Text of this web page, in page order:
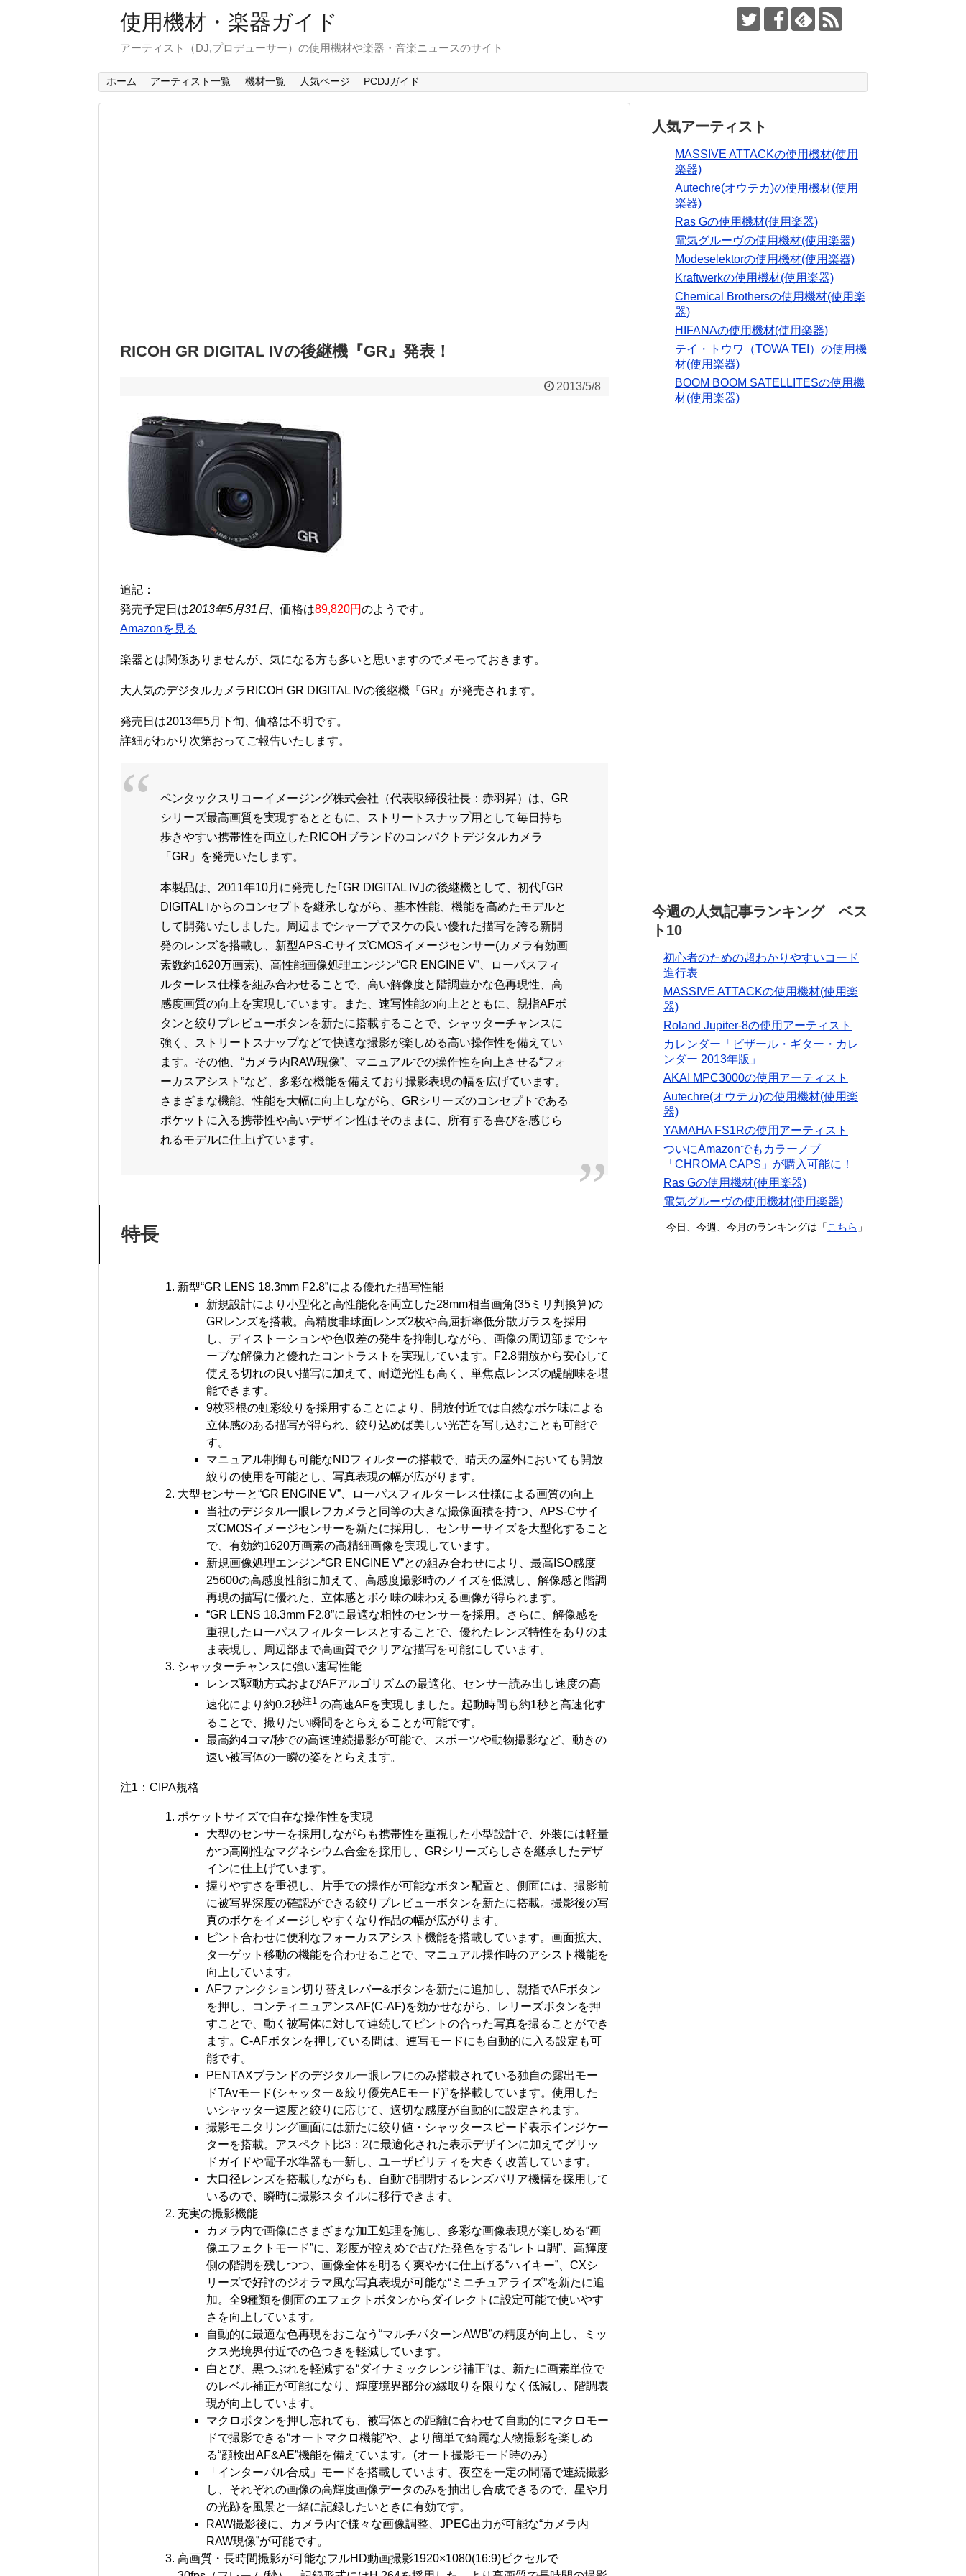
使用機材・楽器ガイド
アーティスト（DJ,プロデューサー）の使用機材や楽器・音楽ニュースのサイト
ホーム アーティスト一覧 機材一覧 人気ページ PCDJガイド
RICOH GR DIGITAL IVの後継機『GR』発表！
2013/5/8
追記：
発売予定日は2013年5月31日 、価格は89,820円のようです。
Amazonを見る
楽器とは関係ありませんが、気になる方も多いと思いますのでメモっておきます。
大人気のデジタルカメラRICOH GR DIGITAL IVの後継機『GR』が発売されます。
発売日は2013年5月下旬、価格は不明です。
詳細がわかり次第おってご報告いたします。
ペンタックスリコーイメージング株式会社（代表取締役社長：赤羽昇）は、GR
シリーズ最高画質を実現するとともに、ストリートスナップ用として毎日持ち
歩きやすい携帯性を両立したRICOHブランドのコンパクトデジタルカメラ
「GR」を発売いたします。
本製品は、2011年10月に発売した｢GR DIGITAL IV｣の後継機として、初代｢GR
DIGITAL｣からのコンセプトを継承しながら、基本性能、機能を高めたモデルと
して開発いたしました。周辺までシャープでヌケの良い優れた描写を誇る新開
発のレンズを搭載し、新型APS-CサイズCMOSイメージセンサー(カメラ有効画
素数約1620万画素)、高性能画像処理エンジン“GR ENGINE V”、ローパスフィ
ルターレス仕様を組み合わせることで、高い解像度と階調豊かな色再現性、高
感度画質の向上を実現しています。また、速写性能の向上とともに、親指AFボ
タンと絞りプレビューボタンを新たに搭載することで、シャッターチャンスに
強く、ストリートスナップなどで快適な撮影が楽しめる高い操作性を備えてい
ます。その他、“カメラ内RAW現像”、マニュアルでの操作性を向上させる“フォ
ーカスアシスト”など、多彩な機能を備えており撮影表現の幅を広げています。
さまざまな機能、性能を大幅に向上しながら、GRシリーズのコンセプトである
ポケットに入る携帯性や高いデザイン性はそのままに、所有する喜びを感じら
れるモデルに仕上げています。
特長
新型“GR LENS 18.3mm F2.8”による優れた描写性能
新規設計により小型化と高性能化を両立した28mm相当画角(35ミリ判換算)の
GRレンズを搭載。高精度非球面レンズ2枚や高屈折率低分散ガラスを採用
し、ディストーションや色収差の発生を抑制しながら、画像の周辺部までシャ
ープな解像力と優れたコントラストを実現しています。F2.8開放から安心して
使える切れの良い描写に加えて、耐逆光性も高く、単焦点レンズの醍醐味を堪
能できます。
9枚羽根の虹彩絞りを採用することにより、開放付近では自然なボケ味による
立体感のある描写が得られ、絞り込めば美しい光芒を写し込むことも可能で
す。
マニュアル制御も可能なNDフィルターの搭載で、晴天の屋外においても開放
絞りの使用を可能とし、写真表現の幅が広がります。
大型センサーと“GR ENGINE V”、ローパスフィルターレス仕様による画質の向上
当社のデジタル一眼レフカメラと同等の大きな撮像面積を持つ、APS-Cサイ
ズCMOSイメージセンサーを新たに採用し、センサーサイズを大型化すること
で、有効約1620万画素の高精細画像を実現しています。
新規画像処理エンジン“GR ENGINE V”との組み合わせにより、最高ISO感度
25600の高感度性能に加えて、高感度撮影時のノイズを低減し、解像感と階調
再現の描写に優れた、立体感とボケ味の味わえる画像が得られます。
“GR LENS 18.3mm F2.8”に最適な相性のセンサーを採用。さらに、解像感を
重視したローパスフィルターレスとすることで、優れたレンズ特性をありのま
ま表現し、周辺部まで高画質でクリアな描写を可能にしています。
シャッターチャンスに強い速写性能
レンズ駆動方式およびAFアルゴリズムの最適化、センサー読み出し速度の高
速化により約0.2秒注1 の高速AFを実現しました。起動時間も約1秒と高速化す
ることで、撮りたい瞬間をとらえることが可能です。
最高約4コマ/秒での高速連続撮影が可能で、スポーツや動物撮影など、動きの
速い被写体の一瞬の姿をとらえます。
注1：CIPA規格
ポケットサイズで自在な操作性を実現
大型のセンサーを採用しながらも携帯性を重視した小型設計で、外装には軽量
かつ高剛性なマグネシウム合金を採用し、GRシリーズらしさを継承したデザ
インに仕上げています。
握りやすさを重視し、片手での操作が可能なボタン配置と、側面には、撮影前
に被写界深度の確認ができる絞りプレビューボタンを新たに搭載。撮影後の写
真のボケをイメージしやすくなり作品の幅が広がります。
ピント合わせに便利なフォーカスアシスト機能を搭載しています。画面拡大、
ターゲット移動の機能を合わせることで、マニュアル操作時のアシスト機能を
向上しています。
AFファンクション切り替えレバー&ボタンを新たに追加し、親指でAFボタン
を押し、コンティニュアンスAF(C-AF)を効かせながら、レリーズボタンを押
すことで、動く被写体に対して連続してピントの合った写真を撮ることができ
ます。C-AFボタンを押している間は、連写モードにも自動的に入る設定も可
能です。
PENTAXブランドのデジタル一眼レフにのみ搭載されている独自の露出モー
ドTAvモード(シャッター＆絞り優先AEモード)”を搭載しています。使用した
いシャッター速度と絞りに応じて、適切な感度が自動的に設定されます。
撮影モニタリング画面には新たに絞り値・シャッタースピード表示インジケー
ターを搭載。アスペクト比3：2に最適化された表示デザインに加えてグリッ
ドガイドや電子水準器も一新し、ユーザビリティを大きく改善しています。
大口径レンズを搭載しながらも、自動で開閉するレンズバリア機構を採用して
いるので、瞬時に撮影スタイルに移行できます。
充実の撮影機能
カメラ内で画像にさまざまな加工処理を施し、多彩な画像表現が楽しめる“画
像エフェクトモード”に、彩度が控えめで古びた発色をする“レトロ調”、高輝度
側の階調を残しつつ、画像全体を明るく爽やかに仕上げる“ハイキー”、CXシ
リーズで好評のジオラマ風な写真表現が可能な“ミニチュアライズ”を新たに追
加。全9種類を側面のエフェクトボタンからダイレクトに設定可能で使いやす
さを向上しています。
自動的に最適な色再現をおこなう“マルチパターンAWB”の精度が向上し、ミッ
クス光境界付近での色つきを軽減しています。
白とび、黒つぶれを軽減する“ダイナミックレンジ補正”は、新たに画素単位で
のレベル補正が可能になり、輝度境界部分の縁取りを限りなく低減し、階調表
現が向上しています。
マクロボタンを押し忘れても、被写体との距離に合わせて自動的にマクロモー
ドで撮影できる“オートマクロ機能”や、より簡単で綺麗な人物撮影を楽しめ
る“顔検出AF&AE”機能を備えています。(オート撮影モード時のみ)
「インターバル合成」モードを搭載しています。夜空を一定の間隔で連続撮影
し、それぞれの画像の高輝度画像データのみを抽出し合成できるので、星や月
の光跡を風景と一緒に記録したいときに有効です。
RAW撮影後に、カメラ内で様々な画像調整、JPEG出力が可能な“カメラ内
RAW現像”が可能です。
高画質・長時間撮影が可能なフルHD動画撮影1920×1080(16:9)ピクセルで
人気アーティスト
MASSIVE ATTACKの使用機材(使用
楽器)
Autechre(オウテカ)の使用機材(使用
楽器)
Ras Gの使用機材(使用楽器)
電気グルーヴの使用機材(使用楽器)
Modeselektorの使用機材(使用楽器)
Kraftwerkの使用機材(使用楽器)
Chemical Brothersの使用機材(使用楽
器)
HIFANAの使用機材(使用楽器)
テイ・トウワ（TOWA TEI）の使用機
材(使用楽器)
BOOM BOOM SATELLITESの使用機
材(使用楽器)
今週の人気記事ランキング ベス
ト10
初心者のための超わかりやすいコード
進行表
MASSIVE ATTACKの使用機材(使用楽
器)
Roland Jupiter-8の使用アーティスト
カレンダー「ビザール・ギター・カレ
ンダー 2013年版」
AKAI MPC3000の使用アーティスト
Autechre(オウテカ)の使用機材(使用楽
器)
YAMAHA FS1Rの使用アーティスト
ついにAmazonでもカラーノブ
「CHROMA CAPS」が購入可能に！
Ras Gの使用機材(使用楽器)
電気グルーヴの使用機材(使用楽器)
今日、今週、今月のランキングは「こちら 」